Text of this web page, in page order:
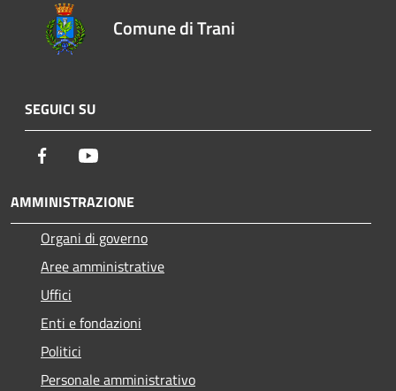
Comune di Trani
SEGUICI SU
Facebook
AMMINISTRAZIONE
Organi di governo
Aree amministrative
Uffici
Enti e fondazioni
Politici
Personale amministrativo